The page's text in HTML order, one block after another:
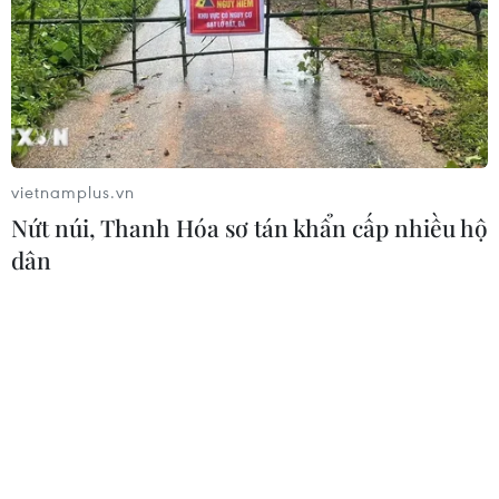
Xem thêm
CƠ QUAN CHỦ QUẢN: THÔNG TẤN XÃ VIỆT NAM
Tổng Biên tập: TRẦN TIẾN DUẨN
vietnamplus.vn
Nứt núi, Thanh Hóa sơ tán khẩn cấp nhiều hộ
dân